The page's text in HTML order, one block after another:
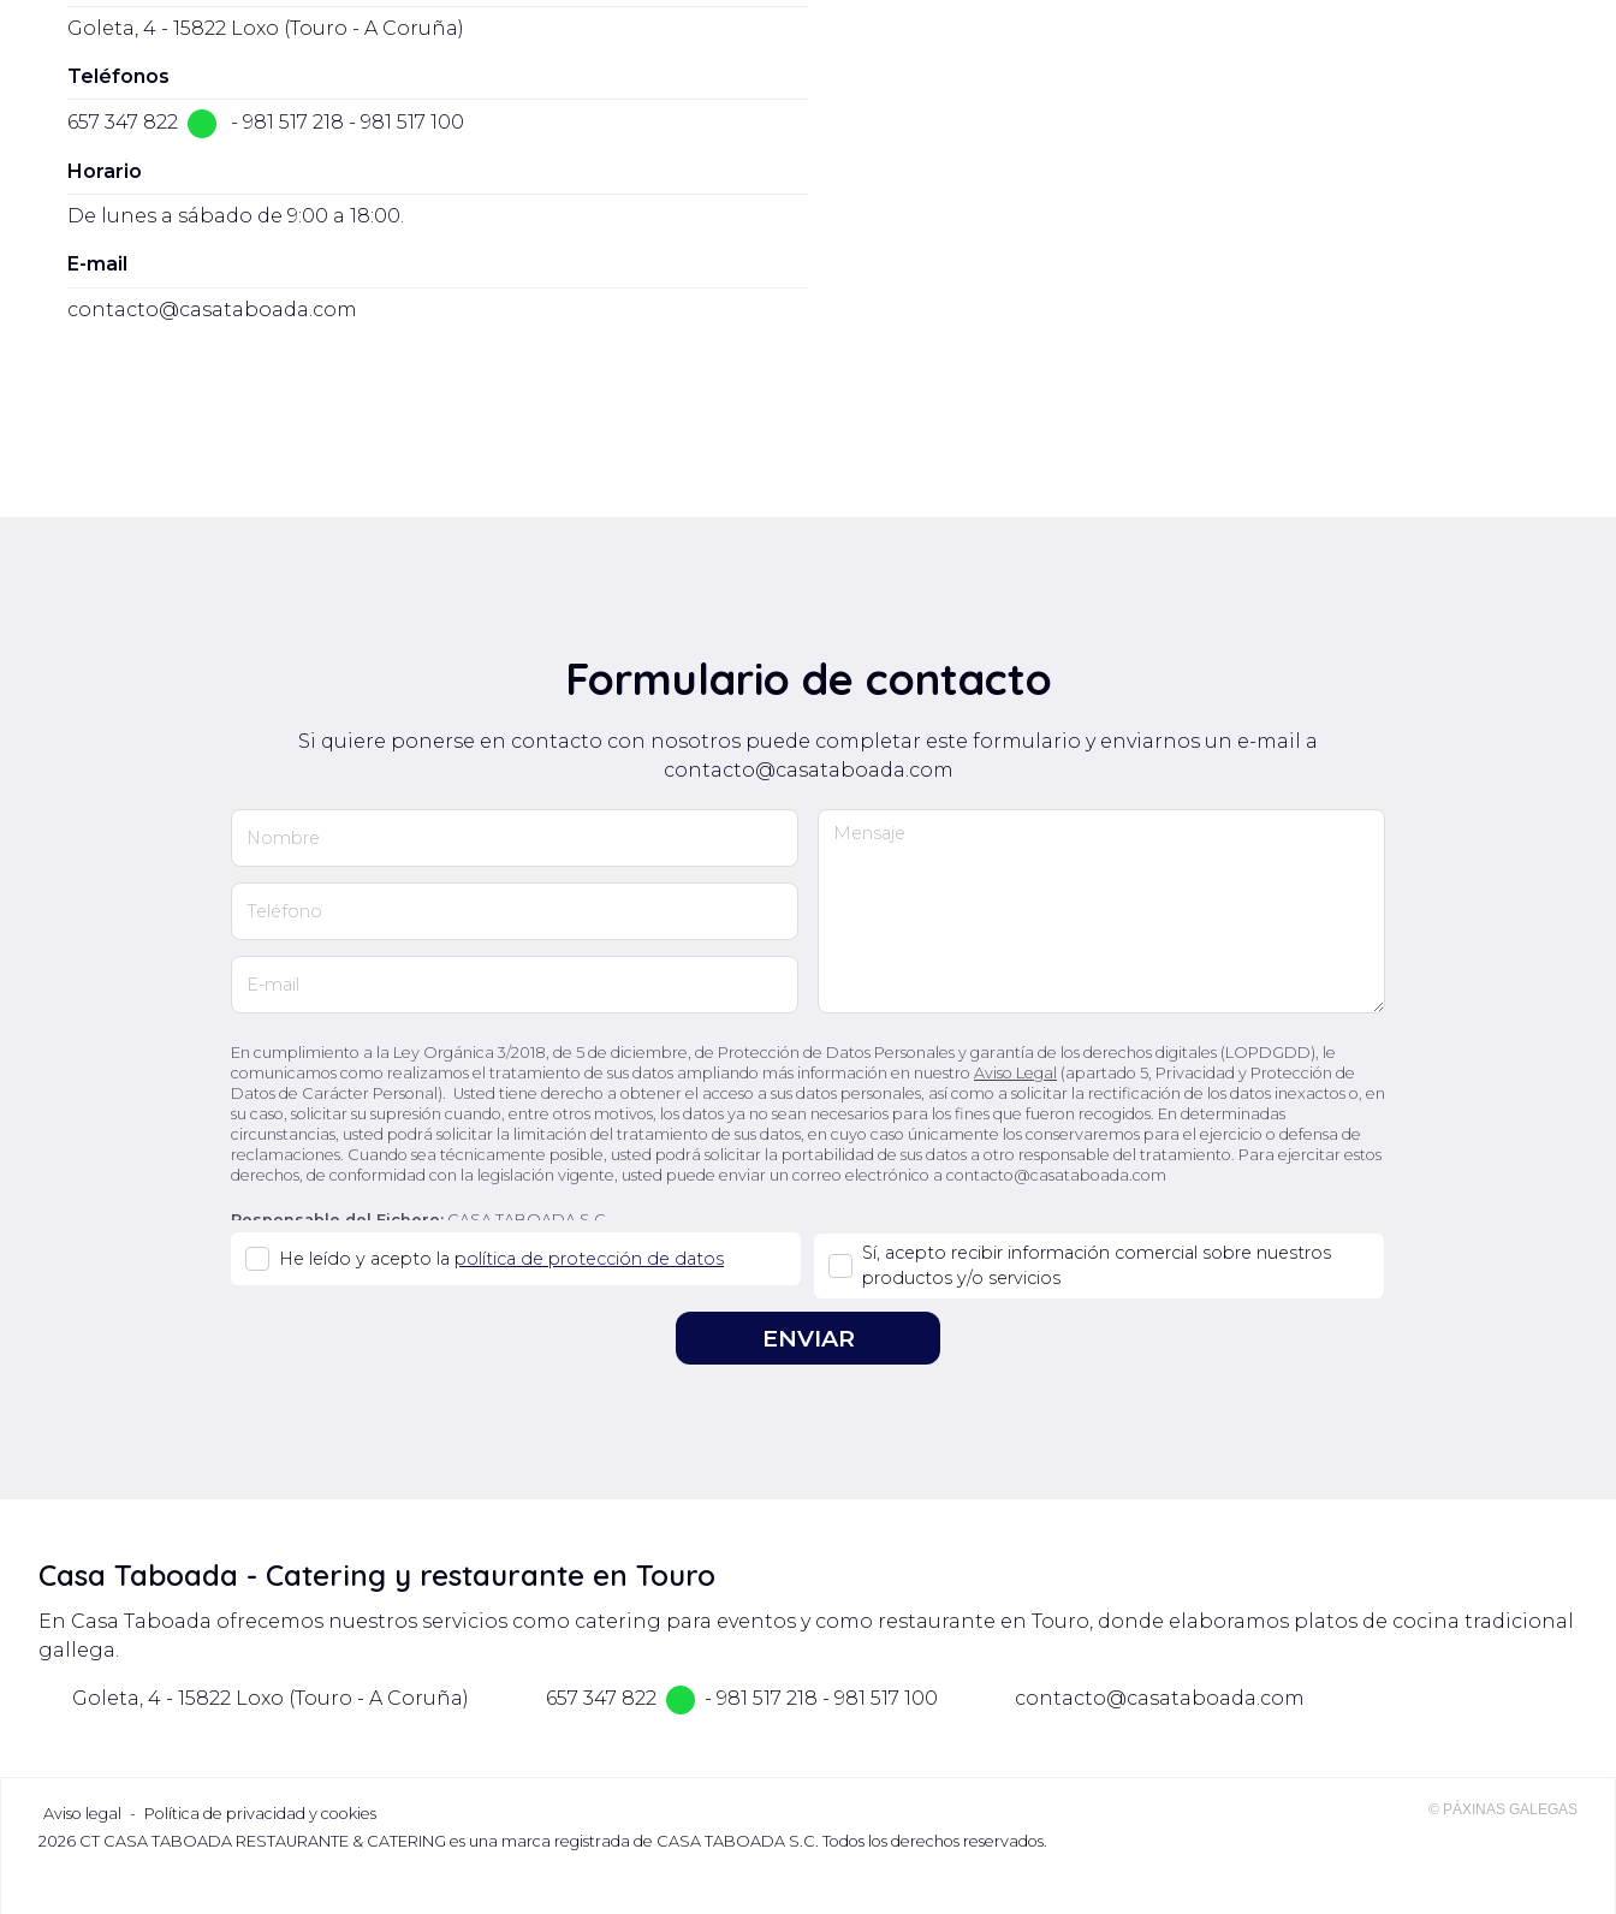
Goleta, 4 - 15822 Loxo (Touro - A Coruña)
Teléfonos
657 347 822
- 981 517 218 - 981 517 100
Horario
De lunes a sábado de 9:00 a 18:00.
E-mail
contacto@casataboada.com
Formulario de contacto
Si quiere ponerse en contacto con nosotros puede completar este formulario y enviarnos un e-mail a
contacto@casataboada.com
Nombre
Teléfono
E-mail
Mensaje
En cumplimiento a la Ley Orgánica 3/2018, de 5 de diciembre, de Protección de Datos Personales y garantía de los derechos digitales (LOPDGDD), le
comunicamos como realizamos el tratamiento de sus datos ampliando más información en nuestro Aviso Legal (apartado 5, Privacidad y Protección de
Datos de Carácter Personal). Usted tiene derecho a obtener el acceso a sus datos personales, así como a solicitar la rectificación de los datos inexactos o, en
su caso, solicitar su supresión cuando, entre otros motivos, los datos ya no sean necesarios para los fines que fueron recogidos. En determinadas
circunstancias, usted podrá solicitar la limitación del tratamiento de sus datos, en cuyo caso únicamente los conservaremos para el ejercicio o defensa de
reclamaciones. Cuando sea técnicamente posible, usted podrá solicitar la portabilidad de sus datos a otro responsable del tratamiento. Para ejercitar estos
derechos, de conformidad con la legislación vigente, usted puede enviar un correo electrónico a contacto@casataboada.com
Responsable del Fichero: CASA TABOADA S.C.
Finalidad: Gestión de de la petición del usuario, así como mantenimiento y gestión de su relación comercial y del envío de información comercial respecto
La licitud para el tratamiento viene determinada por: el consentimiento expreso del afectado; interés legítimo del responsable.
(Gestión de medidas pre contractuales a la solicitud del interesado, como el envío de presupuestos y/o información adicional sobre nuestros servicios
podrán seguir existiendo en soportes de archivo o copia de seguridad durante un tiempo adicional por motivos legales, fiscales o reguladores o por fines
comerciales legítimos y legales.
He leído y acepto la política de protección de datos
Sí, acepto recibir información comercial sobre nuestros
productos y/o servicios
Casa Taboada - Catering y restaurante en Touro
En Casa Taboada ofrecemos nuestros servicios como catering para eventos y como restaurante en Touro, donde elaboramos platos de cocina tradicional
gallega.
Goleta, 4 - 15822 Loxo (Touro - A Coruña) 657 347 822 - 981 517 218 - 981 517 100 contacto@casataboada.com
Aviso legal - Política de privacidad y cookies © PÁXINAS GALEGAS
2026 CT CASA TABOADA RESTAURANTE & CATERING es una marca registrada de CASA TABOADA S.C. Todos los derechos reservados.